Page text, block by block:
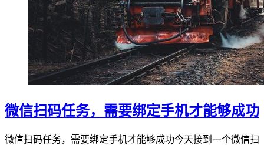
微信扫码任务，需要绑定手机才能够成功
微信扫码任务，需要绑定手机才能够成功今天接到一个微信扫